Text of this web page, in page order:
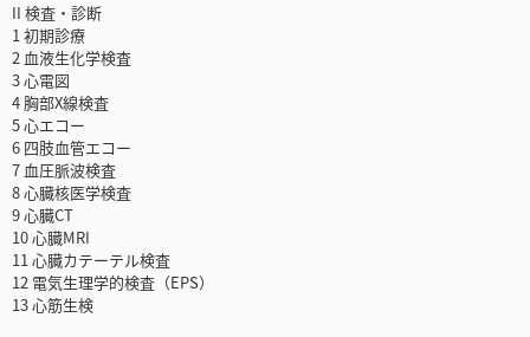
II 検査・診断
1 初期診療
2 血液生化学検査
3 心電図
4 胸部X線検査
5 心エコー
6 四肢血管エコー
7 血圧脈波検査
8 心臓核医学検査
9 心臓CT
10 心臓MRI
11 心臓カテーテル検査
12 電気生理学的検査（EPS）
13 心筋生検